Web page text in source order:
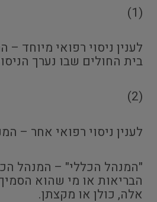
(1)
לענין ניסוי רפואי מיוחד
בית החולים שבו נערך
(2)
לענין ניסוי רפואי אחר –
"המנהל הכללי" – המנהל
הבריאות או מי שהוא
אלה, כולן או מקצתן.